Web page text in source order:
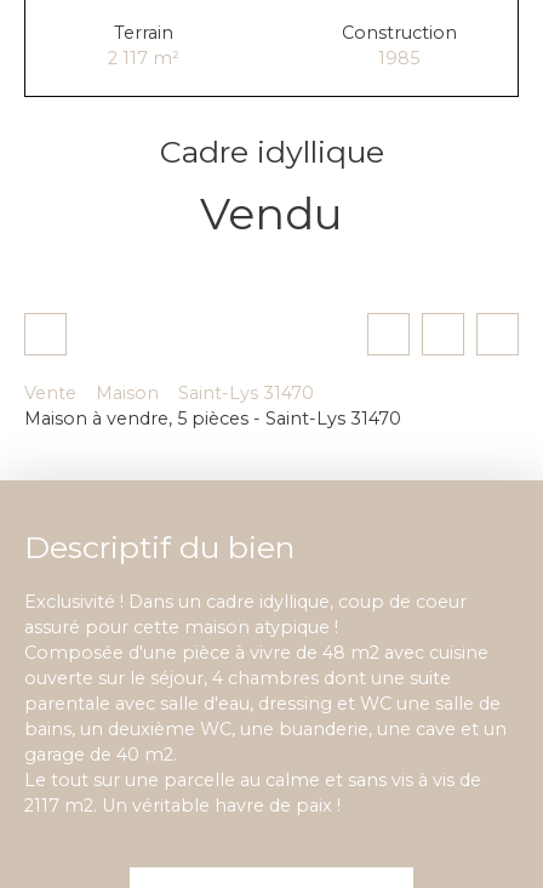
Terrain
2 117 m²
Construction
1985
Cadre idyllique
Vendu
Vente Maison
Saint-Lys 31470
Maison à vendre, 5 pièces - Saint-Lys 31470
Descriptif du bien
Exclusivité ! Dans un cadre idyllique, coup de coeur
assuré pour cette maison atypique !
Composée d'une pièce à vivre de 48 m2 avec cuisine
ouverte sur le séjour, 4 chambres dont une suite
parentale avec salle d'eau, dressing et WC une salle de
bains, un deuxième WC, une buanderie, une cave et un
garage de 40 m2.
Le tout sur une parcelle au calme et sans vis à vis de
2117 m2. Un véritable havre de paix !